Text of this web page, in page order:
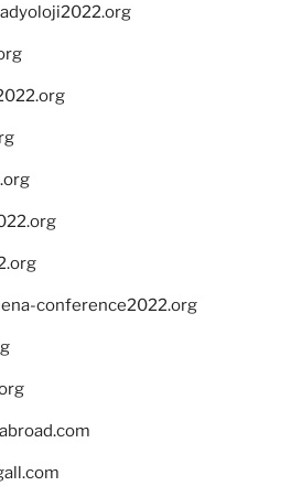
conference2022.org